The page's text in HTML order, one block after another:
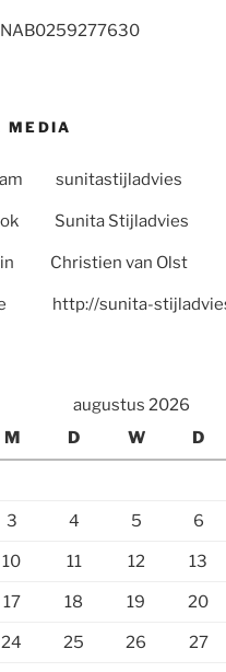
MEDIA
sunitastijladvies
Sunita Stijladvies
in Christien van Olst
http://sunita-
augustus 2026
M D W D
3 4 5 6
10 11 12 13
17 18 19 20
24 25 26 27